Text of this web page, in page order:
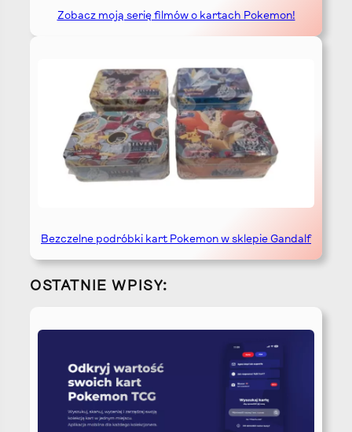
Zobacz moją serię filmów o kartach Pokemon!
Bezczelne podróbki kart Pokemon w sklepie Gandalf
OSTATNIE WPISY: